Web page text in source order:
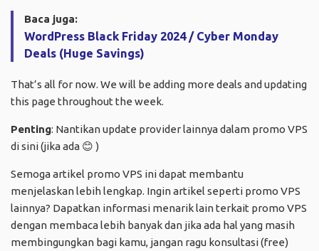
Baca juga:
WordPress Black Friday 2024 / Cyber Monday
Deals (Huge Savings)
That’s all for now. We will be adding more deals and updating
this page throughout the week.
Penting: Nantikan update provider lainnya dalam promo VPS
di sini (jika ada 😊 )
Semoga artikel promo VPS ini dapat membantu
menjelaskan lebih lengkap. Ingin artikel seperti promo VPS
lainnya? Dapatkan informasi menarik lain terkait promo VPS
dengan membaca lebih banyak dan jika ada hal yang masih
membingungkan bagi kamu, jangan ragu konsultasi (free)